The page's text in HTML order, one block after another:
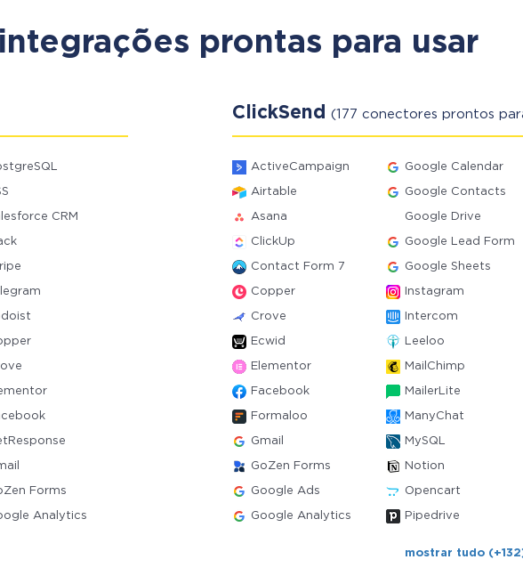
prontas para usar
CRM
Forms
Analytics
ClickSend (177 conectores prontos
ActiveCampaign Google Calendar
Airtable Google Contacts
Asana Google Drive
ClickUp Google Lead Form
Contact Form 7 Google Sheets
Copper Instagram
Crove Intercom
Ecwid Leeloo
Elementor MailChimp
Facebook MailerLite
Formaloo ManyChat
Gmail MySQL
GoZen Forms Notion
Google Ads Opencart
Google Analytics Pipedrive
mostrar tudo